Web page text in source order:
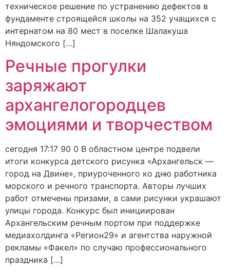
техническое решение по устранению дефектов в
фундаменте строящейся школы на 352 учащихся с
интернатом на 80 мест в поселке Шалакуша
Няндомского […]
Речные прогулки
заряжают
архангелогородцев
эмоциями и творчеством
сегодня 17:17 90 0 В областном центре подвели
итоги конкурса детского рисунка «Архангельск —
город на Двине», приуроченного ко дню работника
морского и речного транспорта. Авторы лучших
работ отмечены призами, а сами рисунки украшают
улицы города. Конкурс был инициирован
Архангельским речным портом при поддержке
медиахолдинга «Регион29» и агентства наружной
рекламы «Факел» по случаю профессионального
праздника […]